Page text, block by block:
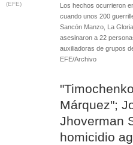
(EFE)
Los hechos ocurrieron
cuando unos 200
Sancón Manzo, La
asesinaron a 22
auxiliadoras de grupos
EFE/Archivo
Márquez";
Jhoverman
homicidio